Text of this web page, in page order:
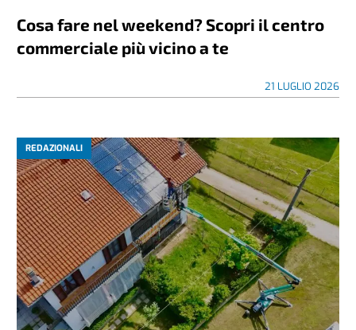
Cosa fare nel weekend? Scopri il centro
commerciale più vicino a te
21 LUGLIO 2026
REDAZIONALI